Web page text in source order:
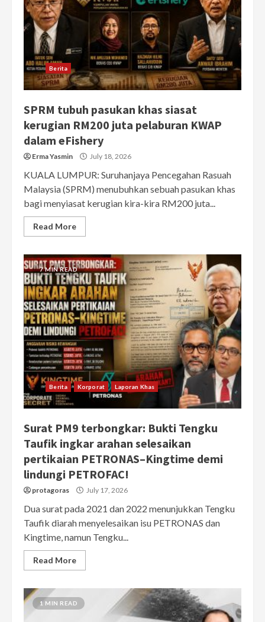
Berita
SPRM tubuh pasukan khas siasat
kerugian RM200 juta pelaburan KWAP
dalam eFishery
Erma Yasmin July 18, 2026
KUALA LUMPUR: Suruhanjaya Pencegahan Rasuah
Malaysia (SPRM) menubuhkan sebuah pasukan khas
bagi menyiasat kerugian kira-kira RM200 juta...
Read More
7 MIN READ
Berita Korporat Laporan Khas
Surat PM9 terbongkar: Bukti Tengku
Taufik ingkar arahan selesaikan
pertikaian PETRONAS–Kingtime demi
lindungi PETROFAC!
protagoras July 17, 2026
Dua surat pada 2021 dan 2022 menunjukkan Tengku
Taufik diarah menyelesaikan isu PETRONAS dan
Kingtime, namun Tengku...
Read More
1 MIN READ